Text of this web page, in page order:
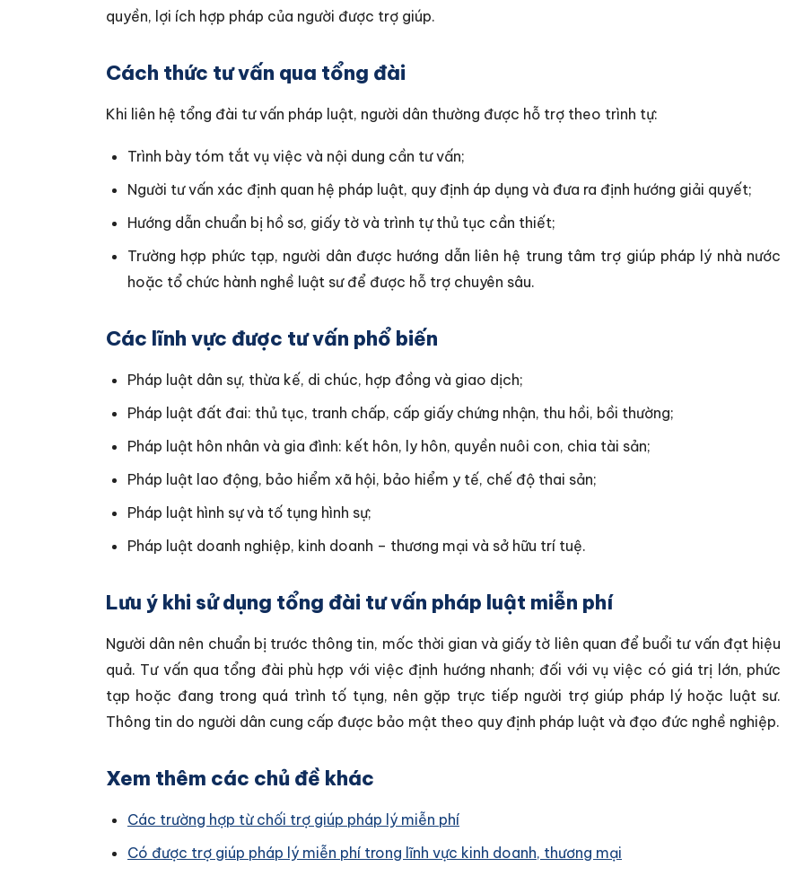
quyền, lợi ích hợp pháp của người được trợ giúp.
Cách thức tư vấn qua tổng đài
Khi liên hệ tổng đài tư vấn pháp luật, người dân thường được hỗ trợ theo trình tự:
Trình bày tóm tắt vụ việc và nội dung cần tư vấn;
Người tư vấn xác định quan hệ pháp luật, quy định áp dụng và đưa ra định hướng giải quyết;
Hướng dẫn chuẩn bị hồ sơ, giấy tờ và trình tự thủ tục cần thiết;
Trường hợp phức tạp, người dân được hướng dẫn liên hệ trung tâm trợ giúp pháp lý nhà nước
hoặc tổ chức hành nghề luật sư để được hỗ trợ chuyên sâu.
Các lĩnh vực được tư vấn phổ biến
Pháp luật dân sự, thừa kế, di chúc, hợp đồng và giao dịch;
Pháp luật đất đai: thủ tục, tranh chấp, cấp giấy chứng nhận, thu hồi, bồi thường;
Pháp luật hôn nhân và gia đình: kết hôn, ly hôn, quyền nuôi con, chia tài sản;
Pháp luật lao động, bảo hiểm xã hội, bảo hiểm y tế, chế độ thai sản;
Pháp luật hình sự và tố tụng hình sự;
Pháp luật doanh nghiệp, kinh doanh – thương mại và sở hữu trí tuệ.
Lưu ý khi sử dụng tổng đài tư vấn pháp luật miễn phí
Người dân nên chuẩn bị trước thông tin, mốc thời gian và giấy tờ liên quan để buổi tư vấn đạt hiệu
quả. Tư vấn qua tổng đài phù hợp với việc định hướng nhanh; đối với vụ việc có giá trị lớn, phức
tạp hoặc đang trong quá trình tố tụng, nên gặp trực tiếp người trợ giúp pháp lý hoặc luật sư.
Thông tin do người dân cung cấp được bảo mật theo quy định pháp luật và đạo đức nghề nghiệp.
Xem thêm các chủ đề khác
Các trường hợp từ chối trợ giúp pháp lý miễn phí
Có được trợ giúp pháp lý miễn phí trong lĩnh vực kinh doanh, thương mại